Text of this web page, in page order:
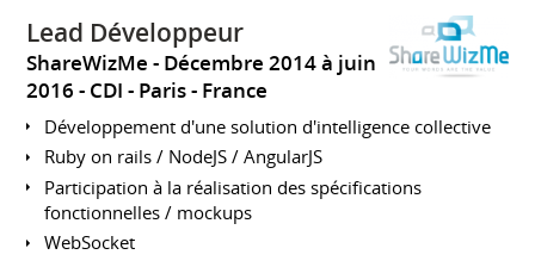
Lead Développeur
ShareWizMe
Décembre 2014 à juin
2016 CDI Paris France
Développement d'une solution d'intelligence collective
Ruby on rails / NodeJS / AngularJS
Participation à la réalisation des spécifications
fonctionnelles / mockups
WebSocket